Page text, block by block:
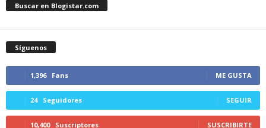
Buscar en Blogistar.com
Síguenos
1,396 Fans ME GUSTA
24 Seguidores SEGUIR
10,400 Suscriptores SUSCRIBIRTE